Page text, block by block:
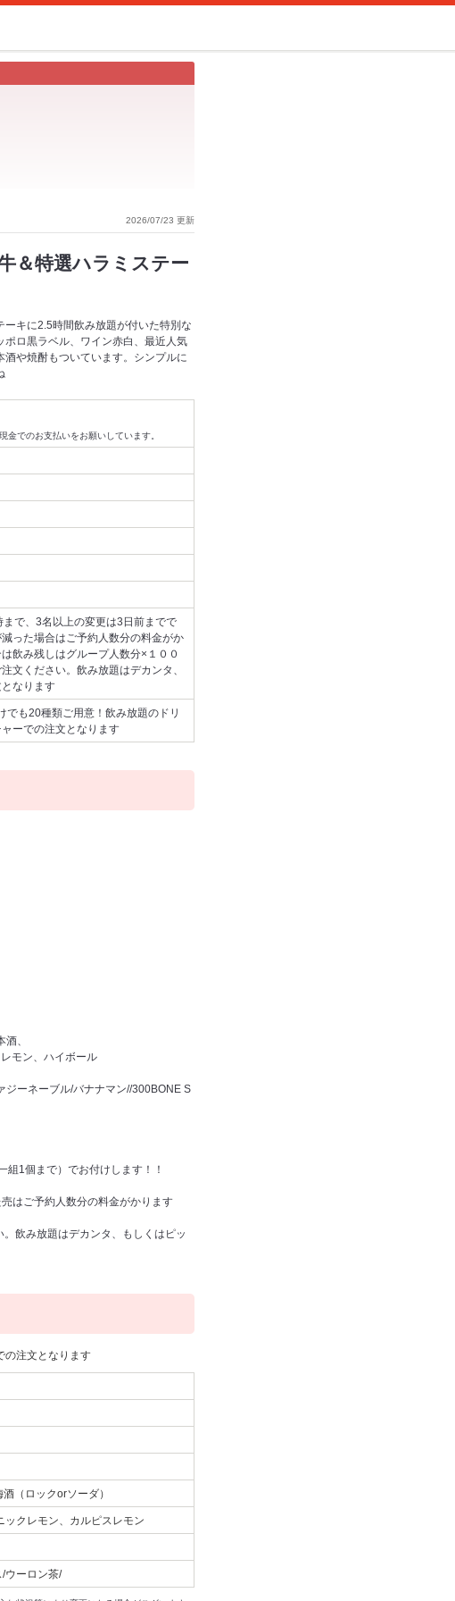
2026/07/23 更新
＆特選ハラミステー
キに2.5時間飲み放題が付いた特別な
ロ黒ラベル、ワイン赤白、最近人気
や焼酎もついています。シンプルに
でのお支払いをお願いしています。
で、3名以上の変更は3日前までで
った場合はご予約人数分の料金がか
飲み残しはグループ人数分×１００
文ください。飲み放題はデカンタ、
なります
でも20種類ご用意！飲み放題のドリ
ーでの注文となります
、
モン、ハイボール
ジーネーブル/バナナマン//300BONE S
1個まで）でお付けします！！
はご予約人数分の料金がかります
飲み放題はデカンタ、もしくはピッ
の注文となります
ロックorソーダ）
ックレモン、カルピスレモン
ウーロン茶/